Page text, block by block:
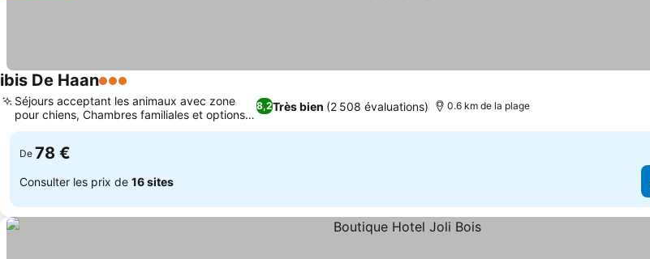
ibis De Haan3 Étoiles
8,2Très bien (2 508 évaluations)
Séjours acceptant les animaux avec zone
pour chiens, Chambres familiales et options
communicantes
0.6 km de la plage
De 78 €
Consulter les prix de 16 sites